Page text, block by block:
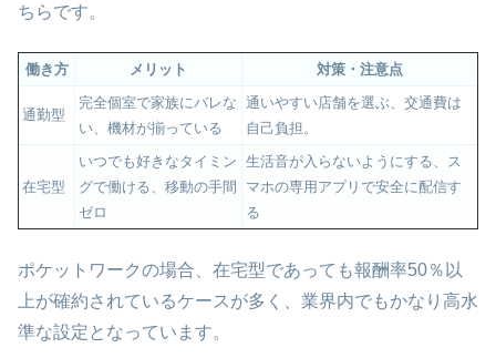
ちらです。
働き方 メリット 対策・注意点
通勤型
完全個室で家族にバレな
い、機材が揃っている
通いやすい店舗を選ぶ、交通費は
自己負担。
在宅型
いつでも好きなタイミン
グで働ける、移動の手間
ゼロ
生活音が入らないようにする、ス
マホの専用アプリで安全に配信す
る
ポケットワークの場合、在宅型であっても報酬率50％以
上が確約されているケースが多く、業界内でもかなり高水
準な設定となっています。